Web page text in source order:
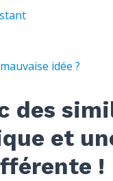
idée ?
des
et
!